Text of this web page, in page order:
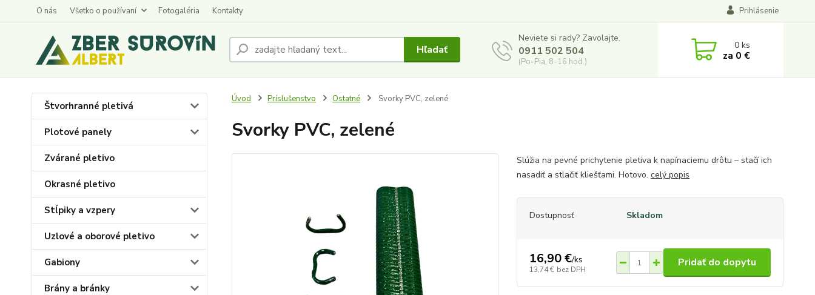
O nás Všetko o používaní Fotogaléria Kontakty Prihlásenie
Hľadať
Neviete si rady? Zavolajte.
0911 502 504
(Po-Pia, 8-16 hod.)
0ks
za 0 €
Štvorhranné pletivá
Plotové panely
Zvárané pletivo
Okrasné pletivo
Stĺpiky a vzpery
Uzlové a oborové pletivo
Gabiony
Brány a bránky
Úvod Príslušenstvo Ostatné Svorky PVC, zelené
Svorky PVC, zelené
Slúžia na pevné prichytenie pletiva k napínaciemu drôtu – stačí ich
nasadiť a stlačiť kliešťami. Hotovo. celý popis
Dostupnosť Skladom
16,90 €/ks
13,74 € bez DPH
Pridať do dopytu